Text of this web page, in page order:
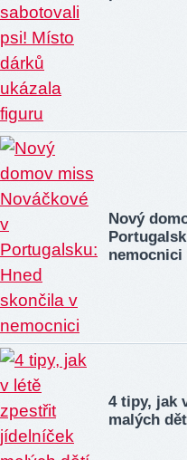
Nový
nemocnici
4 tipy, jak
malých